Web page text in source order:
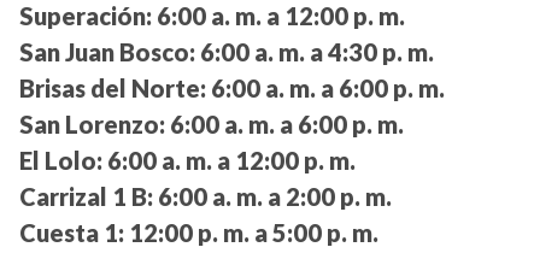
Superación: 6:00 a. m. a 12:00 p. m.
San Juan Bosco: 6:00 a. m. a 4:30 p. m.
Brisas del Norte: 6:00 a. m. a 6:00 p. m.
San Lorenzo: 6:00 a. m. a 6:00 p. m.
El Lolo: 6:00 a. m. a 12:00 p. m.
Carrizal 1 B: 6:00 a. m. a 2:00 p. m.
Cuesta 1: 12:00 p. m. a 5:00 p. m.